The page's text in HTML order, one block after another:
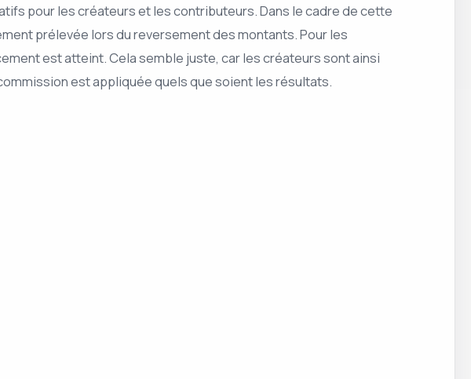
pour les créateurs et les contributeurs. Dans le cadre de cette
prélevée lors du reversement des montants. Pour les
est atteint. Cela semble juste, car les créateurs sont ainsi
est appliquée quels que soient les résultats.